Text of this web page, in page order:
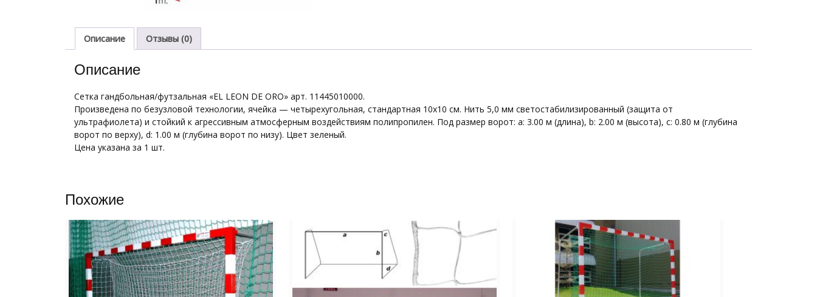
Описание Отзывы (0)
Описание
Сетка гандбольная/футзальная «EL LEON DE ORO» арт. 11445010000.
Произведена по безузловой технологии, ячейка — четырехугольная, стандартная 10х10 см. Нить 5,0 мм светостабилизированный (защита от
ультрафиолета) и стойкий к агрессивным атмосферным воздействиям полипропилен. Под размер ворот: а: 3.00 м (длина), b: 2.00 м (высота), c: 0.80 м (глубина
ворот по верху), d: 1.00 м (глубина ворот по низу). Цвет зеленый.
Цена указана за 1 шт.
Похожие